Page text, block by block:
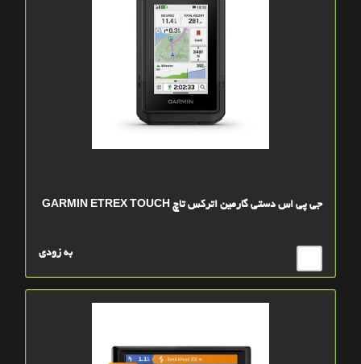
جی پی اس دستی گارمین اترکس تاچ GARMIN ETREX TOUCH
به زودی